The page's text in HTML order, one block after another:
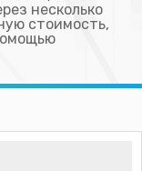
несколько
стоимость,